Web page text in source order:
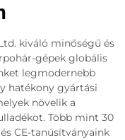
kiváló minőségű és
gépek globális
legmodernebb
hatékony gyártási
növelik a
Több mint 30
CE-tanúsítványaink